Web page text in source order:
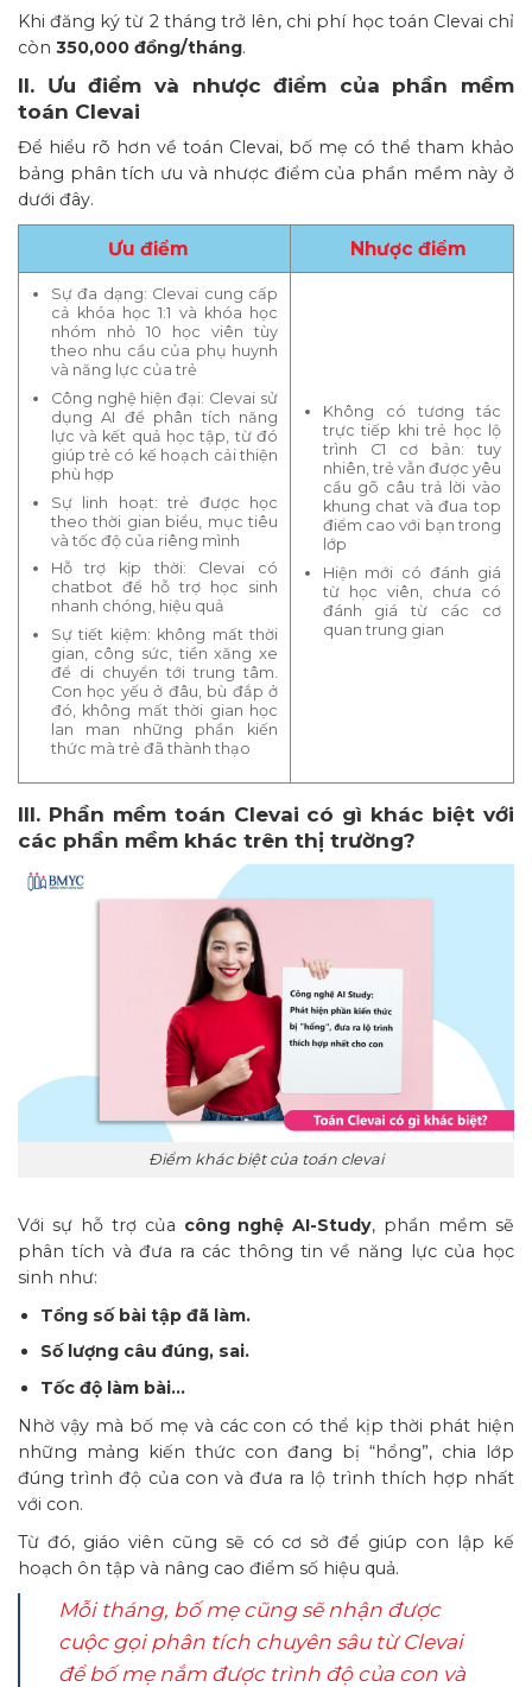
Khi đăng ký từ 2 tháng trở lên, chi phí học toán Clevai chỉ
còn 350,000 đồng/tháng.
II. Ưu điểm và nhược điểm của phần mềm
toán Clevai
Để hiểu rõ hơn về toán Clevai, bố mẹ có thể tham khảo
bảng phân tích ưu và nhược điểm của phần mềm này ở
dưới đây.
Ưu điểm Nhược điểm
Sự đa dạng: Clevai cung cấp
cả khóa học 1:1 và khóa học
nhóm nhỏ 10 học viên tùy
theo nhu cầu của phụ huynh
và năng lực của trẻ
Công nghệ hiện đại: Clevai sử
dụng AI để phân tích năng
lực và kết quả học tập, từ đó
giúp trẻ có kế hoạch cải thiện
phù hợp
Sự linh hoạt: trẻ được học
theo thời gian biểu, mục tiêu
và tốc độ của riêng mình
Hỗ trợ kịp thời: Clevai có
chatbot để hỗ trợ học sinh
nhanh chóng, hiệu quả
Sự tiết kiệm: không mất thời
gian, công sức, tiền xăng xe
để di chuyển tới trung tâm.
Con học yếu ở đâu, bù đắp ở
đó, không mất thời gian học
lan man những phần kiến
thức mà trẻ đã thành thạo
Không có tương tác
trực tiếp khi trẻ học lộ
trình C1 cơ bản: tuy
nhiên, trẻ vẫn được yêu
cầu gõ câu trả lời vào
khung chat và đua top
điểm cao với bạn trong
lớp
Hiện mới có đánh giá
từ học viên, chưa có
đánh giá từ các cơ
quan trung gian
III. Phần mềm toán Clevai có gì khác biệt với
các phần mềm khác trên thị trường?
Điểm khác biệt của toán clevai
Với sự hỗ trợ của công nghệ AI-Study, phần mềm sẽ
phân tích và đưa ra các thông tin về năng lực của học
sinh như:
Tổng số bài tập đã làm.
Số lượng câu đúng, sai.
Tốc độ làm bài…
Nhờ vậy mà bố mẹ và các con có thể kịp thời phát hiện
những mảng kiến thức con đang bị “hổng”, chia lớp
đúng trình độ của con và đưa ra lộ trình thích hợp nhất
với con.
Từ đó, giáo viên cũng sẽ có cơ sở để giúp con lập kế
hoạch ôn tập và nâng cao điểm số hiệu quả.
Mỗi tháng, bố mẹ cũng sẽ nhận được
cuộc gọi phân tích chuyên sâu từ Clevai
để bố mẹ nắm được trình độ của con và